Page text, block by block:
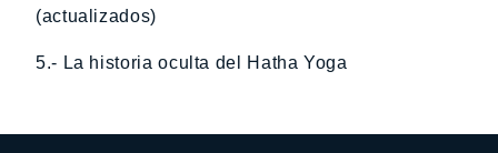
(actualizados)
5.- La historia oculta del Hatha Yoga